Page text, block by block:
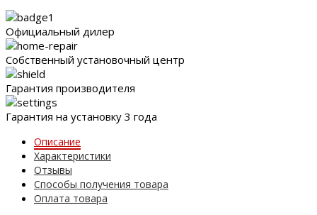
Официальный дилер
Собственный установочный центр
Гарантия производителя
Гарантия на установку 3 года
Описание
Характеристики
Отзывы
Способы получения товара
Оплата товара